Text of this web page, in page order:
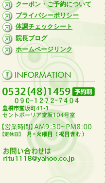
クーポン・ご予約について
プライバシーポリシー
体調チェックシート
院長ブログ
ホームページリンク